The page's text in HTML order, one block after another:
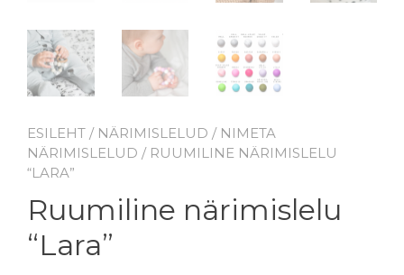
ESILEHT / NÄRIMISLELUD / NIMETA
NÄRIMISLELUD / RUUMILINE NÄRIMISLELU
“LARA”
Ruumiline närimislelu
“Lara”